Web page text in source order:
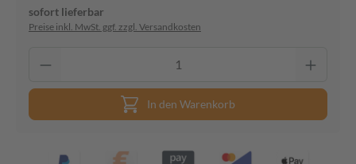
sofort lieferbar
Preise inkl. MwSt. ggf. zzgl. Versandkosten
In den Warenkorb